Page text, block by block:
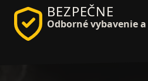
BEZPEČNE
Odborné vybavenie